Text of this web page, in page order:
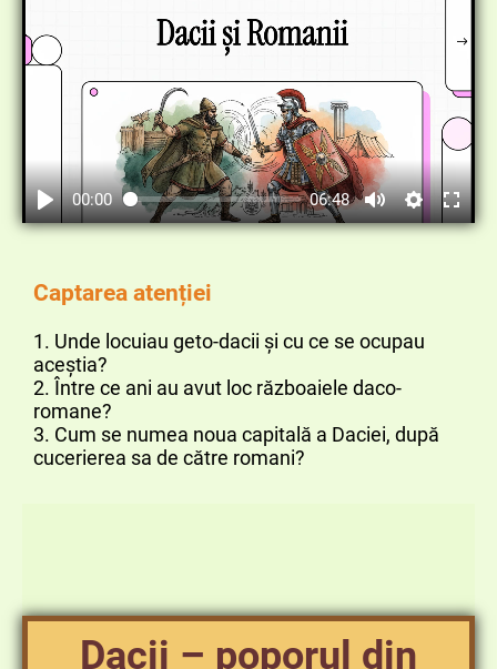
00:00 06:48
Captarea atenției
1. Unde locuiau geto-dacii și cu ce se ocupau
aceștia?
2. Între ce ani au avut loc războaiele daco-
romane?
3. Cum se numea noua capitală a Daciei, după
cucerierea sa de către romani?
Dacii – poporul din